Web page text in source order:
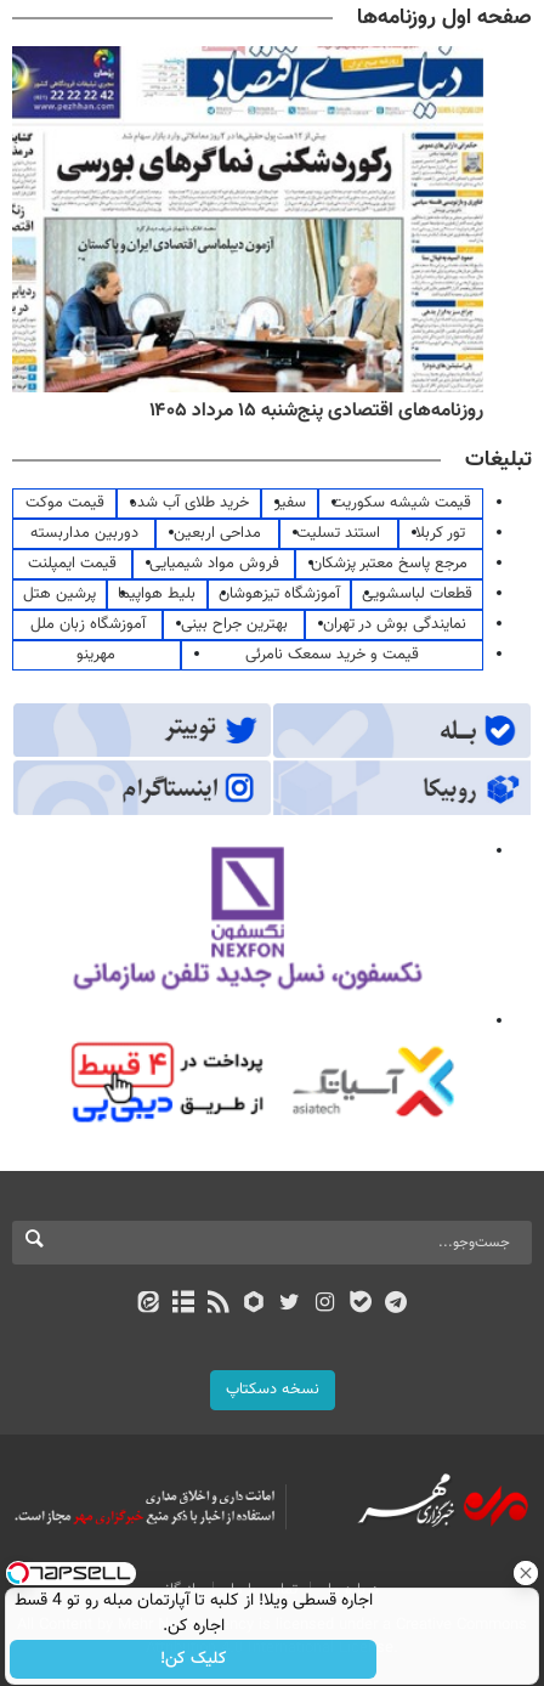
صفحه اول روزنامه‌ها
روزنامه‌های اقتصادی پنج‌شنبه ۱۵ مرداد ۱۴۰۵
تبلیغات
قیمت شیشه سکوریت سفیر خرید طلای آب شده
قیمت موکت
تور کربلا
استند تسلیت مداحی اربعین
دوربین مداربسته
مرجع پاسخ معتبر پزشکان
فروش مواد شیمیایی
قیمت ایمپلنت
قطعات لباسشویی
آموزشگاه تیزهوشان بلیط هواپیما
پرشین هتل
نمایندگی بوش در تهران
بهترین جراح بینی
آموزشگاه زبان ملل
قیمت و خرید سمعک نامرئی
مهرینو
نسخه دسکتاپ
درباره ما تماس با ما
بازرگانی
All Content by Mehr News Agency is licensed under a Creative Commons
Attribution 4.0 International License.
اجاره‌ قسطی ویلا! از کلبه تا آپارتمان مبله رو تو 4 قسط
اجاره کن.
کلیک کن!